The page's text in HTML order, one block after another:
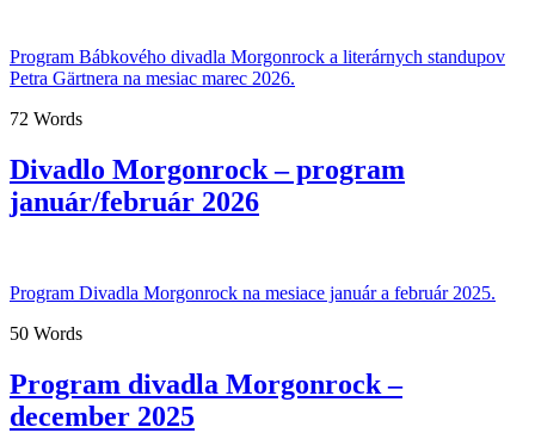
Program Bábkového divadla Morgonrock a literárnych standupov
Petra Gärtnera na mesiac marec 2026.
72 Words
Divadlo Morgonrock – program
január/február 2026
Program Divadla Morgonrock na mesiace január a február 2025.
50 Words
Program divadla Morgonrock –
december 2025